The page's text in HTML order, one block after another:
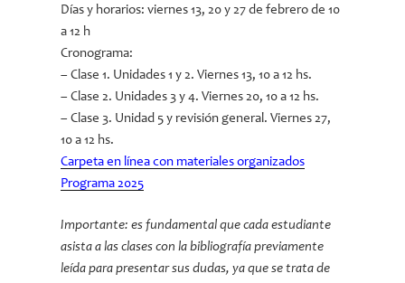
Días y horarios: viernes 13, 20 y 27 de febrero de 10
a 12 h
Cronograma:
– Clase 1. Unidades 1 y 2. Viernes 13, 10 a 12 hs.
– Clase 2. Unidades 3 y 4. Viernes 20, 10 a 12 hs.
– Clase 3. Unidad 5 y revisión general. Viernes 27,
10 a 12 hs.
Carpeta en línea con materiales organizados
Programa 2025
Importante: es fundamental que cada estudiante
asista a las clases con la bibliografía previamente
leída para presentar sus dudas, ya que se trata de